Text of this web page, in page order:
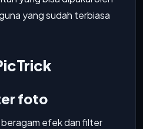
yang sudah terbiasa
foto
efek dan filter